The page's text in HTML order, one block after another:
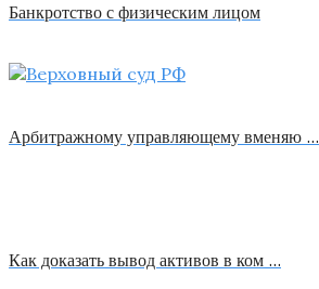
Банкротство с физическим лицом
Арбитражному управляющему вменяю …
Как доказать вывод активов в ком …